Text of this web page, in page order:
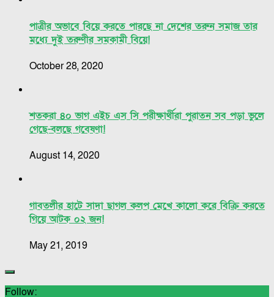
পাত্রীর অভাবে বিয়ে করতে পারছে না দেশের তরুন সমাজ তার
মধ্যে দুই তরুণীর সমকামী বিয়ে!
October 28, 2020
শতকরা ৪০ ভাগ এইচ এস সি পরীক্ষার্থীরা পুরাতন সব পড়া ভুলে
গেছে-বলছে গবেষণা!
August 14, 2020
গাবতলীর হাটে সাদা ছাগল কলপ মেখে কালো করে বিক্রি করতে
গিয়ে আটক ০২ জন!
May 21, 2019
Follow: